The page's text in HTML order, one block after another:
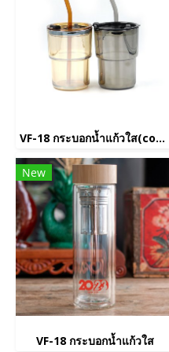
VF-18 กระบอกน้ำแก้วใส(copy)(copy)(copy)(copy)
New
VF-18 กระบอกน้ำแก้วใส